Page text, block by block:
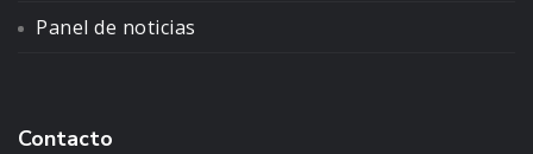
Panel de noticias
Contacto